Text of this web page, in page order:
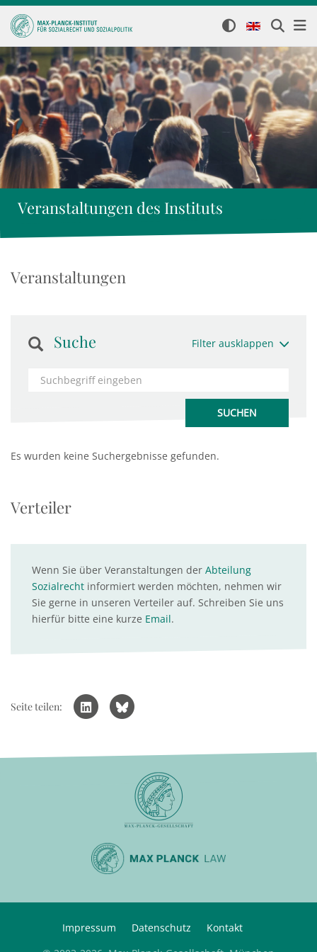
Veranstaltungen des Instituts
Veranstaltungen
Suche Filter ausklappen
Es wurden keine Suchergebnisse gefunden.
Verteiler
Wenn Sie über Veranstaltungen der Abteilung
Sozialrecht informiert werden möchten, nehmen wir
Sie gerne in unseren Verteiler auf. Schreiben Sie uns
hierfür bitte eine kurze Email.
Seite teilen:
Impressum Datenschutz
Kontakt